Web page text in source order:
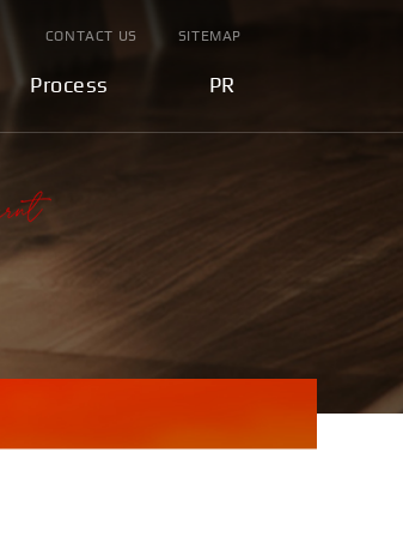
Process PR
CONTACT US SITEMAP